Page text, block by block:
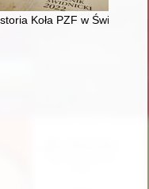
of legal continuity and
Koła PZF w Świdnicy